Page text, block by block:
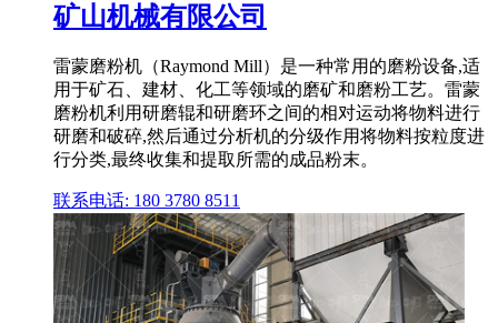
矿山机械有限公司
雷蒙磨粉机（Raymond Mill）是一种常用的磨粉设备,适
用于矿石、建材、化工等领域的磨矿和磨粉工艺。雷蒙
磨粉机利用研磨辊和研磨环之间的相对运动将物料进行
研磨和破碎,然后通过分析机的分级作用将物料按粒度进
行分类,最终收集和提取所需的成品粉末。
联系电话: 180 3780 8511